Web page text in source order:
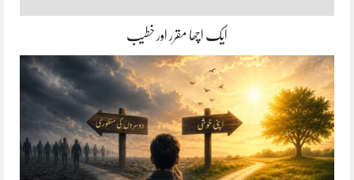
ایک اچھا مقرر اور خطیب